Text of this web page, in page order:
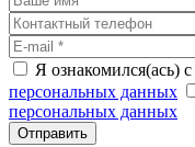
Я ознакомился(ась) с
персональных данных
персональных данных
Отправить